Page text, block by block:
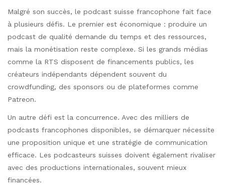
Malgré son succès, le podcast suisse francophone fait face
à plusieurs défis. Le premier est économique : produire un
podcast de qualité demande du temps et des ressources,
mais la monétisation reste complexe. Si les grands médias
comme la RTS disposent de financements publics, les
créateurs indépendants dépendent souvent du
crowdfunding, des sponsors ou de plateformes comme
Patreon.
Un autre défi est la concurrence. Avec des milliers de
podcasts francophones disponibles, se démarquer nécessite
une proposition unique et une stratégie de communication
efficace. Les podcasteurs suisses doivent également rivaliser
avec des productions internationales, souvent mieux
financées.